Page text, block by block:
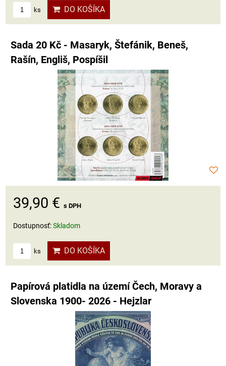
ks DO KOŠÍKA
Sada 20 Kč - Masaryk, Štefánik, Beneš,
Rašín, Engliš, Pospíšil
39,90 € s DPH
Dostupnosť:Skladom
ks DO KOŠÍKA
Papírová platidla na území Čech, Moravy a
Slovenska 1900- 2026 - Hejzlar